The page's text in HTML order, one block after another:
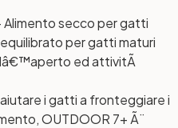
Alimento secco per gatti
per gatti maturi
ed attivitÃ
i gatti a fronteggiare i
OUTDOOR 7+ Ã¨